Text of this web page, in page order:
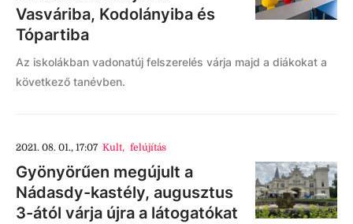
Vasváriba, Kodolányiba és
Tópartiba
Az iskolákban vadonatúj felszerelés várja majd a diákokat a
következő tanévben.
2021. 08. 01., 17:07 Kult, felújítás
Gyönyörűen megújult a
Nádasdy-kastély, augusztus
3-ától várja újra a látogatókat